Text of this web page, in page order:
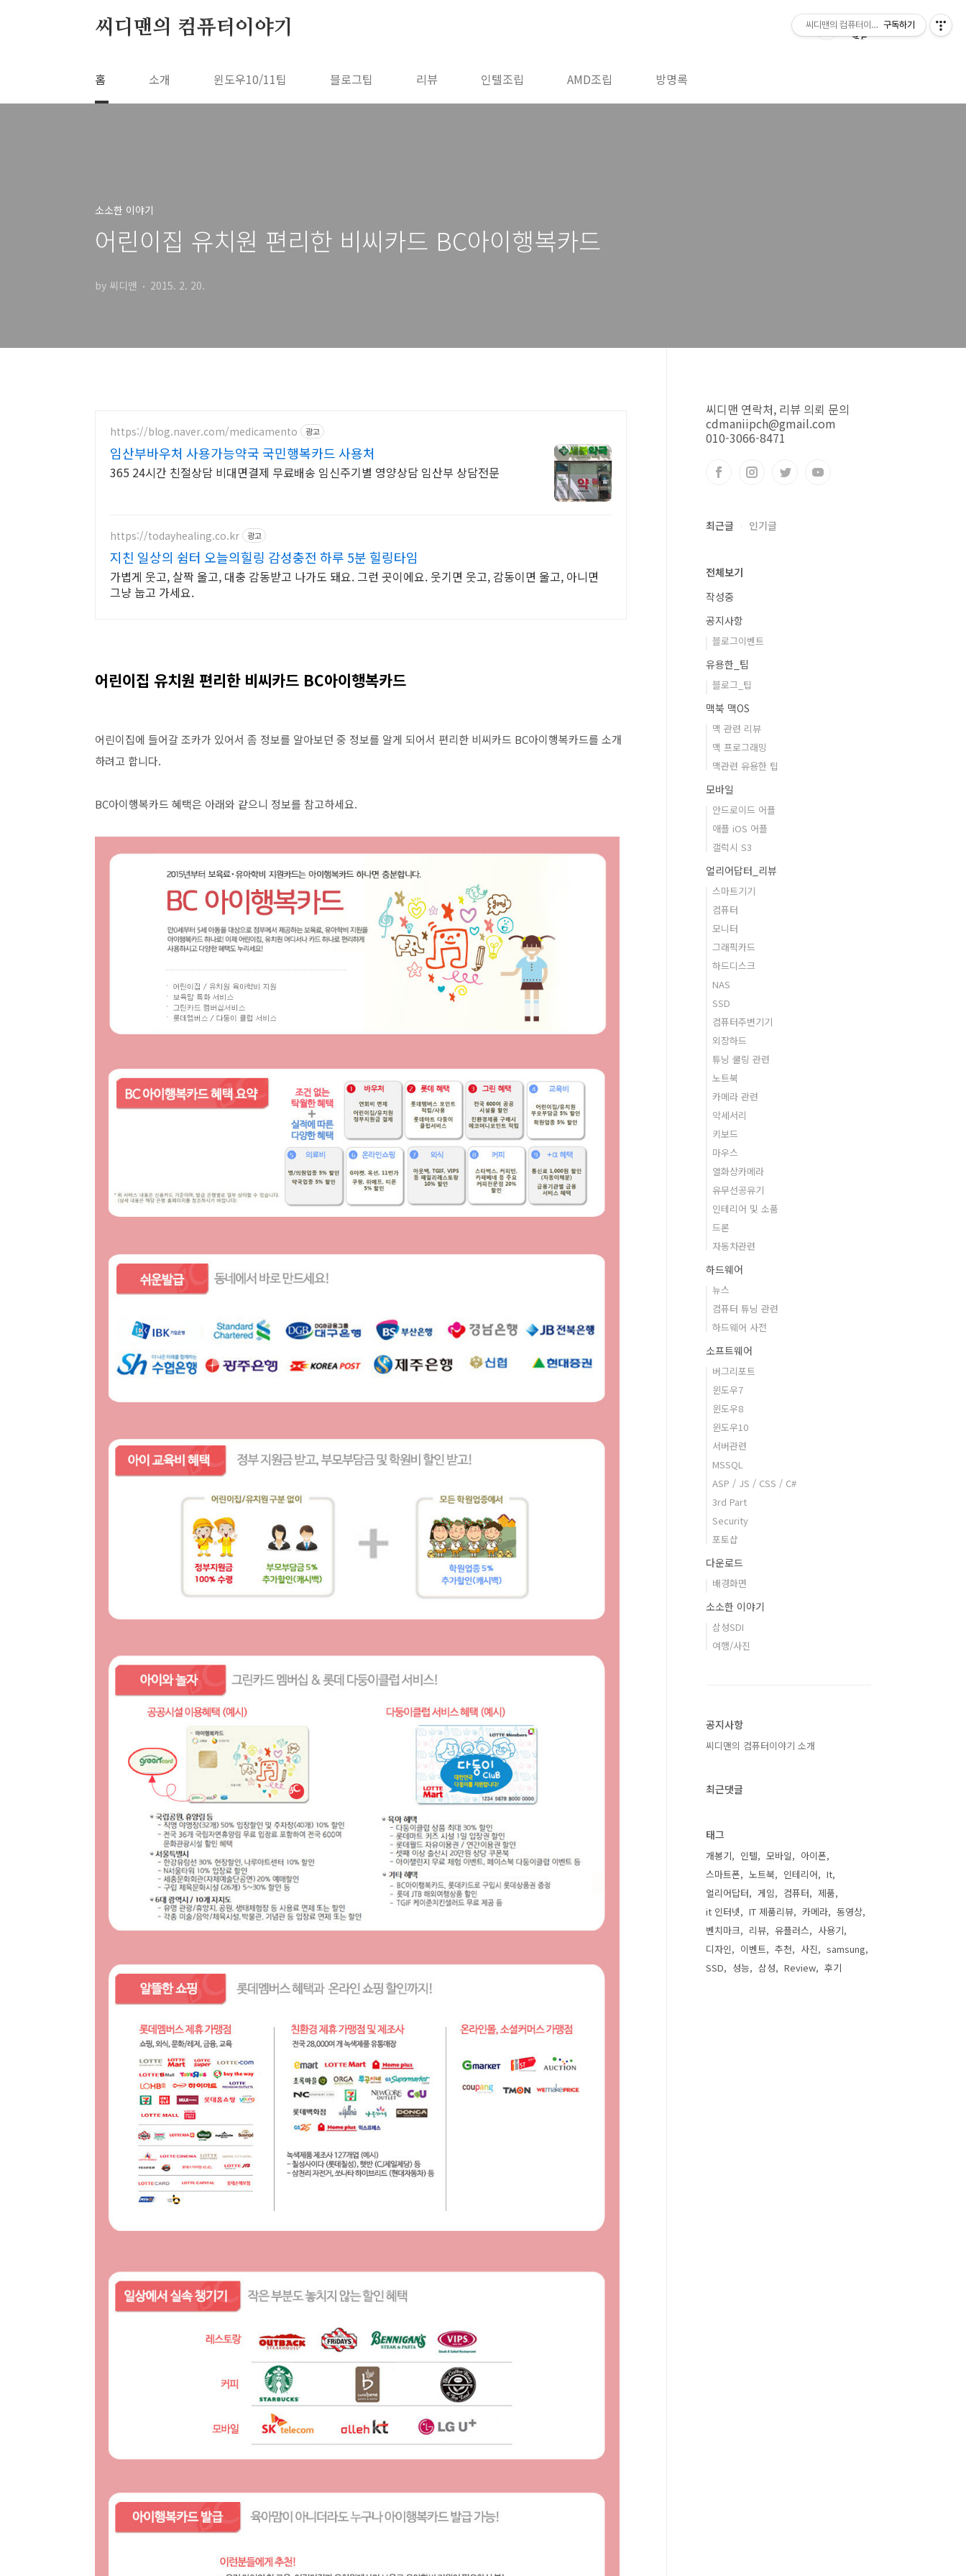
씨디맨의 컴퓨터이야기
홈 소개 윈도우10/11팁 블로그팁 리뷰 인텔조립 AMD조립 방명록
소소한 이야기
어린이집 유치원 편리한 비씨카드 BC아이행복카드
by 씨디맨 2015. 2. 20.
https://blog.naver.com/medicamento 광고
임산부바우처 사용가능약국 국민행복카드 사용처
365 24시간 친절상담 비대면결제 무료배송 임신주기별 영양상담 임산부 상담전문
https://todayhealing.co.kr 광고
지친 일상의 쉼터 오늘의힐링 감성충전 하루 5분 힐링타임
가볍게 웃고, 살짝 울고, 대충 감동받고 나가도 돼요. 그런 곳이에요. 웃기면 웃고, 감동이면 울고, 아니면
그냥 눕고 가세요.
어린이집 유치원 편리한 비씨카드 BC아이행복카드
어린이집에 들어갈 조카가 있어서 좀 정보를 알아보던 중 정보를 알게 되어서 편리한 비씨카드 BC아이행복카드를 소개
하려고 합니다.
BC아이행복카드 혜택은 아래와 같으니 정보를 참고하세요.
씨디맨 연락처, 리뷰 의뢰 문의
cdmaniipch@gmail.com
010-3066-8471
최근글 인기글
전체보기
작성중
공지사항
블로그이벤트
유용한_팁
블로그_팁
맥북 맥OS
맥 관련 리뷰
맥 프로그래밍
맥관련 유용한 팁
모바일
안드로이드 어플
애플 iOS 어플
갤럭시 S3
얼리어답터_리뷰
스마트기기
컴퓨터
모니터
그래픽카드
하드디스크
NAS
SSD
컴퓨터주변기기
외장하드
튜닝 쿨링 관련
노트북
카메라 관련
악세서리
키보드
마우스
열화상카메라
유무선공유기
인테리어 및 소품
드론
자동차관련
하드웨어
뉴스
컴퓨터 튜닝 관련
하드웨어 사전
소프트웨어
버그리포트
윈도우7
윈도우8
윈도우10
서버관련
MSSQL
ASP / JS / CSS / C#
3rd Part
Security
포토샵
다운로드
배경화면
소소한 이야기
삼성SDI
여행/사진
공지사항
씨디맨의 컴퓨터이야기 소개
최근댓글
태그
개봉기 인텔 모바일
아이폰
스마트폰
노트북 인테리어
It
얼리어답터
게임 컴퓨터
제품
it 인터넷
IT 제품리뷰 카메라
동영상
벤치마크
리뷰 유플러스
사용기
디자인
이벤트 추천 사진
samsung
SSD
성능 삼성 Review 후기
씨디맨의 컴퓨터이야기구독하기